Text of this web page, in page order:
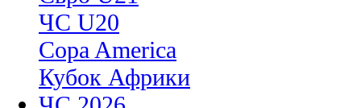
ЧС U20
Copa America
Кубок Африки